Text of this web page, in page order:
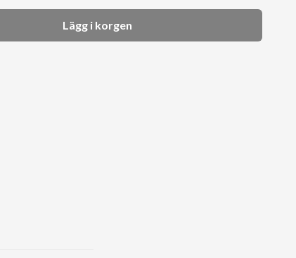
Lägg i korgen